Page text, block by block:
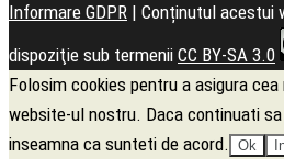
Informare GDPR | Conținutul acestui
dispoziţie sub termenii CC BY-SA 3.0
Folosim cookies pentru a asigura
website-ul nostru. Daca continuati
inseamna ca sunteti de acord.
Ok